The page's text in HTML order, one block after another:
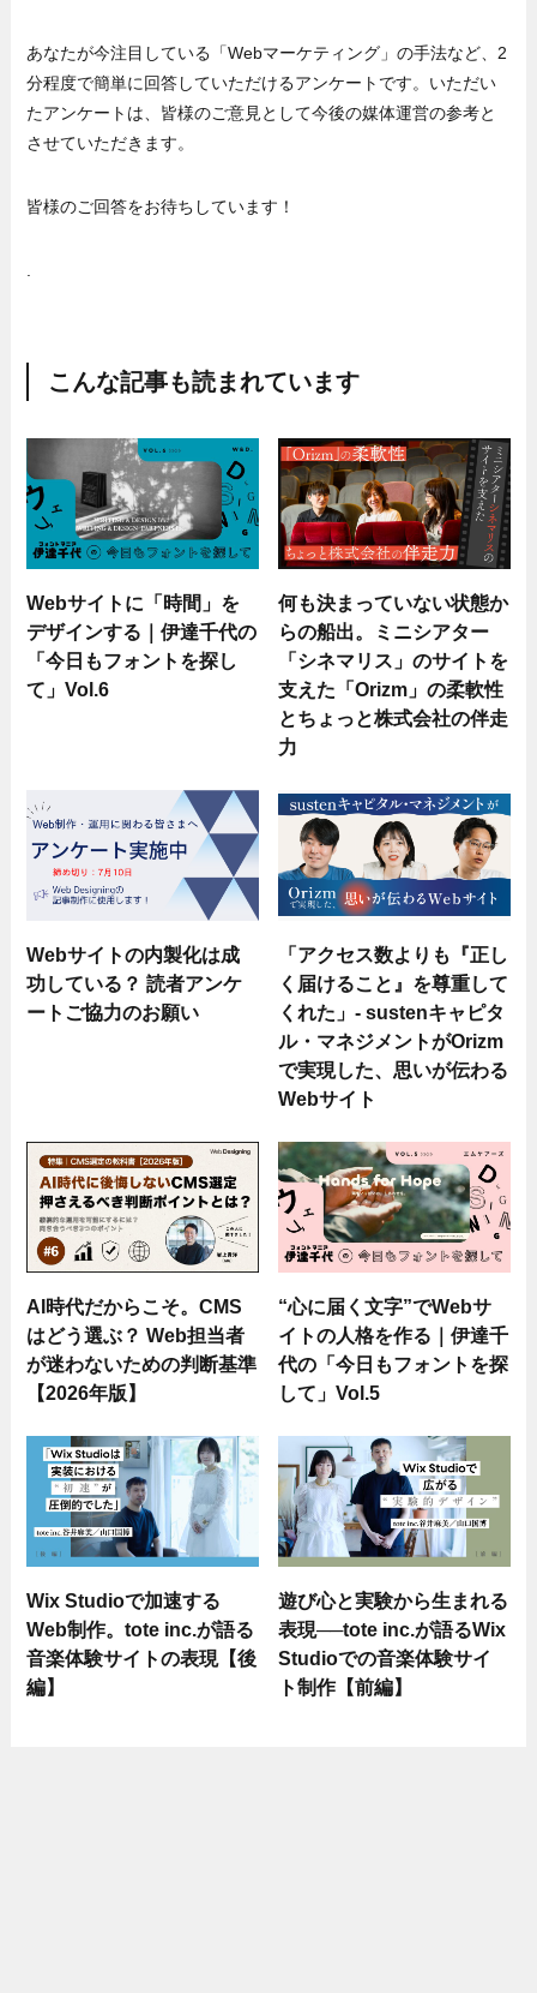
あなたが今注目している「Webマーケティング」の手法など、2
分程度で簡単に回答していただけるアンケートです。いただい
たアンケートは、皆様のご意見として今後の媒体運営の参考と
させていただきます。
皆様のご回答をお待ちしています！
こんな記事も読まれています
Webサイトに「時間」を
デザインする｜伊達千代の
「今日もフォントを探し
て」Vol.6
何も決まっていない状態か
らの船出。ミニシアター
「シネマリス」のサイトを
支えた「Orizm」の柔軟性
とちょっと株式会社の伴走
力
Webサイトの内製化は成
功している？ 読者アンケ
ートご協力のお願い
「アクセス数よりも『正し
く届けること』を尊重して
くれた」- sustenキャピタ
ル・マネジメントがOrizm
で実現した、思いが伝わる
Webサイト
AI時代だからこそ。CMS
はどう選ぶ？ Web担当者
が迷わないための判断基準
【2026年版】
“心に届く文字”でWebサ
イトの人格を作る｜伊達千
代の「今日もフォントを探
して」Vol.5
Wix Studioで加速する
Web制作。tote inc.が語る
音楽体験サイトの表現【後
編】
遊び心と実験から生まれる
表現──tote inc.が語るWix
Studioでの音楽体験サイ
ト制作【前編】